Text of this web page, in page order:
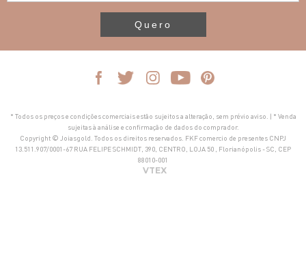
Quero
* Todos os preços e condições comerciais estão sujeitos a alteração, sem prévio aviso. | * Venda
sujeitas à análise e confirmação de dados do comprador.
Copyright © Joiasgold. Todos os direitos reservados. FKF comercio de presentes CNPJ
13.511.907/0001-67 RUA FELIPE SCHMIDT, 390, CENTRO, LOJA 50 , Florianópolis - SC, CEP
88010-001
VTEX